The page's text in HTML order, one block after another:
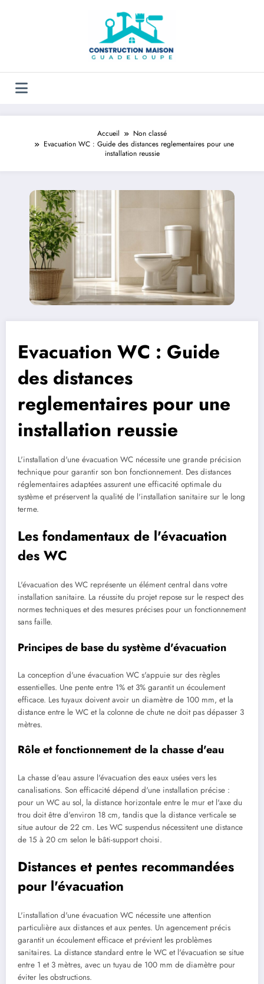
Accueil
Non classé
Evacuation WC : Guide des distances reglementaires pour une
installation reussie
Evacuation WC : Guide
des distances
reglementaires pour une
installation reussie
L'installation d'une évacuation WC nécessite une grande précision
technique pour garantir son bon fonctionnement. Des distances
réglementaires adaptées assurent une efficacité optimale du
système et préservent la qualité de l'installation sanitaire sur le long
terme.
Les fondamentaux de l'évacuation
des WC
L'évacuation des WC représente un élément central dans votre
installation sanitaire. La réussite du projet repose sur le respect des
normes techniques et des mesures précises pour un fonctionnement
sans faille.
Principes de base du système d'évacuation
La conception d'une évacuation WC s'appuie sur des règles
essentielles. Une pente entre 1% et 3% garantit un écoulement
efficace. Les tuyaux doivent avoir un diamètre de 100 mm, et la
distance entre le WC et la colonne de chute ne doit pas dépasser 3
mètres.
Rôle et fonctionnement de la chasse d'eau
La chasse d'eau assure l'évacuation des eaux usées vers les
canalisations. Son efficacité dépend d'une installation précise :
pour un WC au sol, la distance horizontale entre le mur et l'axe du
trou doit être d'environ 18 cm, tandis que la distance verticale se
situe autour de 22 cm. Les WC suspendus nécessitent une distance
de 15 à 20 cm selon le bâti-support choisi.
Distances et pentes recommandées
pour l'évacuation
L'installation d'une évacuation WC nécessite une attention
particulière aux distances et aux pentes. Un agencement précis
garantit un écoulement efficace et prévient les problèmes
sanitaires. La distance standard entre le WC et l'évacuation se situe
entre 1 et 3 mètres, avec un tuyau de 100 mm de diamètre pour
éviter les obstructions.